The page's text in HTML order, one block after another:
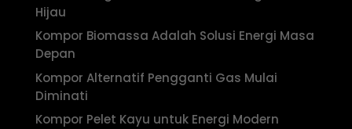
Hijau
Kompor Biomassa Adalah Solusi Energi Masa
Depan
Kompor Alternatif Pengganti Gas Mulai
Diminati
Kompor Pelet Kayu untuk Energi Modern